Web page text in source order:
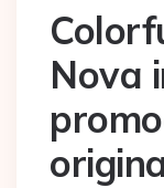
Nova